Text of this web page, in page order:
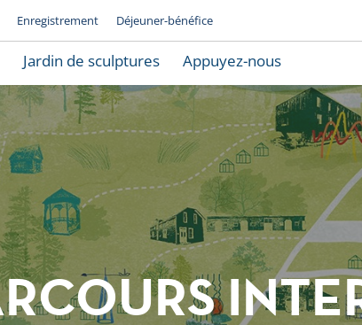
Enregistrement Déjeuner-bénéfice
Jardin de sculptures Appuyez-nous